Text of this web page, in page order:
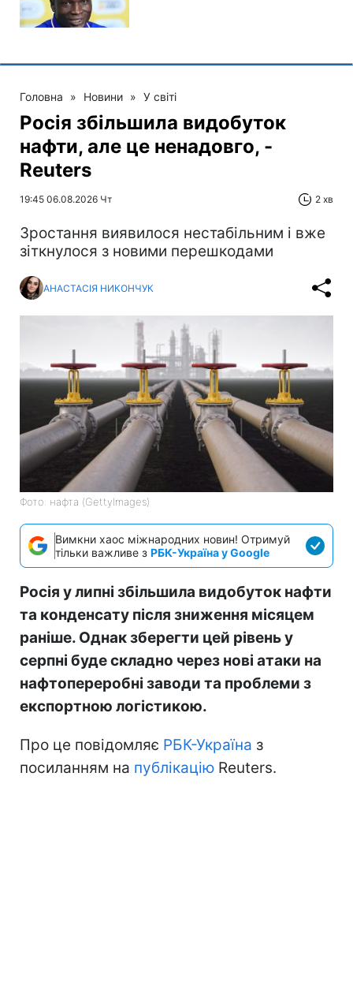
Головна » Новини » У світі
Росія збільшила видобуток
нафти, але це ненадовго, -
Reuters
19:45 06.08.2026 Чт 2 хв
Зростання виявилося нестабільним і вже
зіткнулося з новими перешкодами
АНАСТАСІЯ НИКОНЧУК
Фото: нафта (GettyImages)
Вимкни хаос міжнародних новин! Отримуй
тільки важливе з РБК-Україна у Google
Росія у липні збільшила видобуток нафти
та конденсату після зниження місяцем
раніше. Однак зберегти цей рівень у
серпні буде складно через нові атаки на
нафтопереробні заводи та проблеми з
експортною логістикою.
Про це повідомляє РБК-Україна з
посиланням на публікацію Reuters.